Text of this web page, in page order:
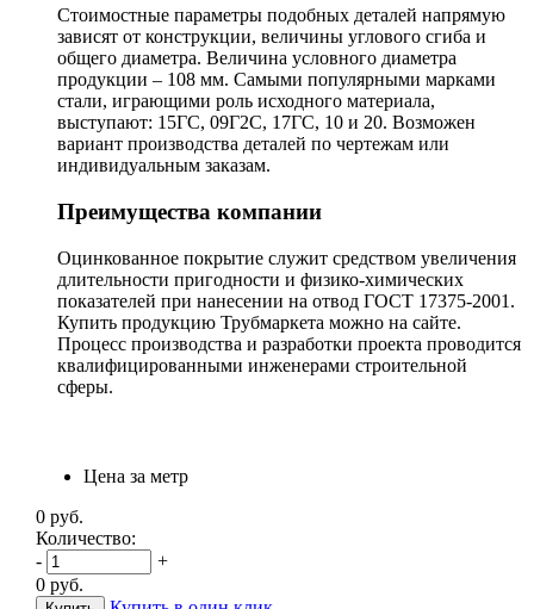
Стоимостные параметры подобных деталей напрямую
зависят от конструкции, величины углового сгиба и
общего диаметра. Величина условного диаметра
продукции – 108 мм. Самыми популярными марками
стали, играющими роль исходного материала,
выступают: 15ГС, 09Г2С, 17ГС, 10 и 20. Возможен
вариант производства деталей по чертежам или
индивидуальным заказам.
Преимущества компании
Оцинкованное покрытие служит средством увеличения
длительности пригодности и физико-химических
показателей при нанесении на отвод ГОСТ 17375-2001.
Купить продукцию Трубмаркета можно на сайте.
Процесс производства и разработки проекта проводится
квалифицированными инженерами строительной
сферы.
Цена за метр
0 руб.
Количество:
-
+
0 руб.